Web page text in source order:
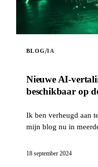
BLOG/IA
Nieuwe AI-
beschikbaar op
Ik ben verheugd aan
mijn blog nu in
intell...
18 september 2024